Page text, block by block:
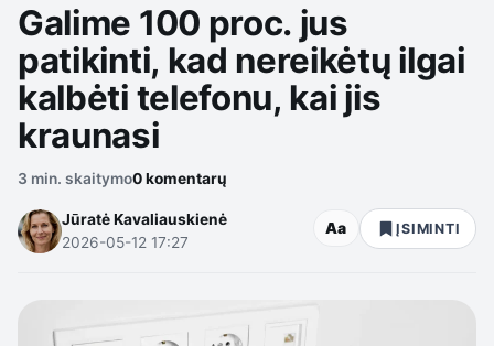
Galime 100 proc. jus
patikinti, kad nereikėtų ilgai
kalbėti telefonu, kai jis
kraunasi
3 min. skaitymo0 komentarų
Jūratė Kavaliauskienė
2026-05-12 17:27
Aa ĮSIMINTI